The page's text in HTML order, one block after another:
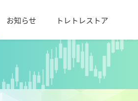
お知らせ トレトレストア